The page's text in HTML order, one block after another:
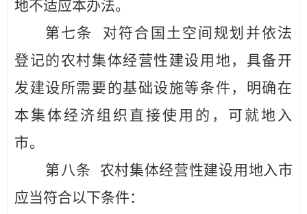
地不适应本办法。
第七条
对符合国土空间规划 并依法
登记的农村集体经营性建设用地，具备开
发建设所需要的基础设施等条件，明确在
本集体经济组织直接使用的，可 就地入
市。
第八条
农村集体经营性建设用地入市
应当符合以下条件：